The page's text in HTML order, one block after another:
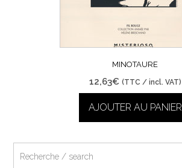
MINOTAURE
12,63€ (TTC / incl. VAT)
AJOUTER AU PANIER